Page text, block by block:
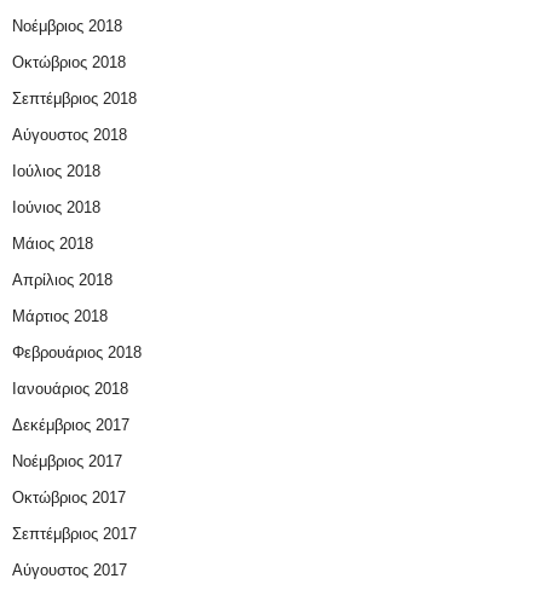
Νοέμβριος 2018
Οκτώβριος 2018
Σεπτέμβριος 2018
Αύγουστος 2018
Ιούλιος 2018
Ιούνιος 2018
Μάιος 2018
Απρίλιος 2018
Μάρτιος 2018
Φεβρουάριος 2018
Ιανουάριος 2018
Δεκέμβριος 2017
Νοέμβριος 2017
Οκτώβριος 2017
Σεπτέμβριος 2017
Αύγουστος 2017